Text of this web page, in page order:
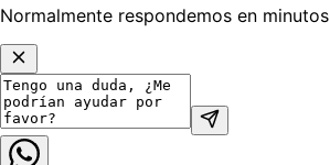
Normalmente respondemos en minutos